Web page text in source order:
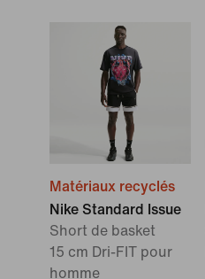
Matériaux recyclés
Nike Standard Issue
Short de basket
15 cm Dri-FIT pour
homme